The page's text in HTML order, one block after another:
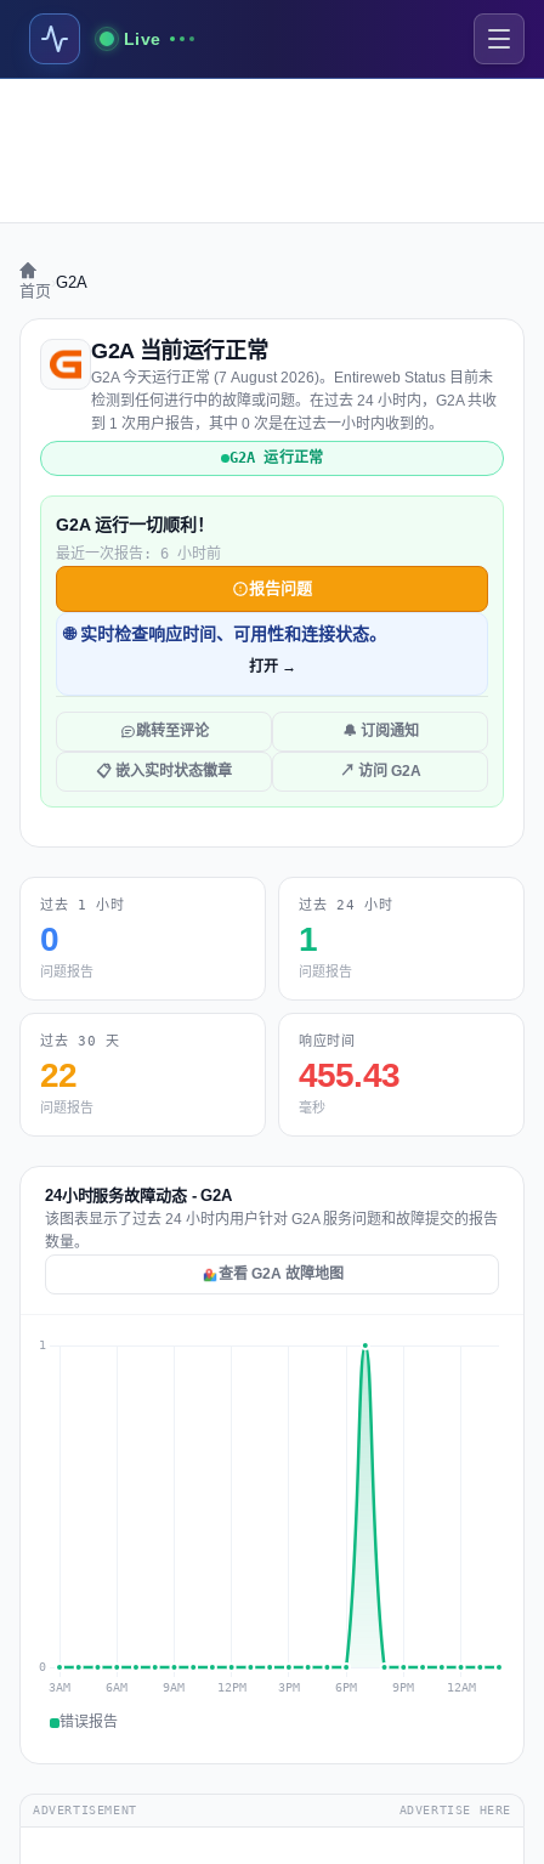
Live
首页 G2A
G2A 当前运行正常
G2A 今天运行正常 (7 August 2026)。Entireweb Status 目前未
检测到任何进行中的故障或问题。在过去 24 小时内，G2A 共收
到 1 次用户报告，其中 0 次是在过去一小时内收到的。
G2A 运行正常
G2A 运行一切顺利！
最近一次报告: 6 小时前
报告问题
🌐 实时检查响应时间、可用性和连接状态。
打开 →
跳转至评论 🔔 订阅通知
📋 嵌入实时状态徽章 ↗ 访问 G2A
过去 1 小时
0
问题报告
过去 24 小时
1
问题报告
过去 30 天
22
问题报告
响应时间
455.43
毫秒
24小时服务故障动态 - G2A
该图表显示了过去 24 小时内用户针对 G2A 服务问题和故障提交的报告
数量。
查看 G2A 故障地图
错误报告
ADVERTISEMENT ADVERTISE HERE